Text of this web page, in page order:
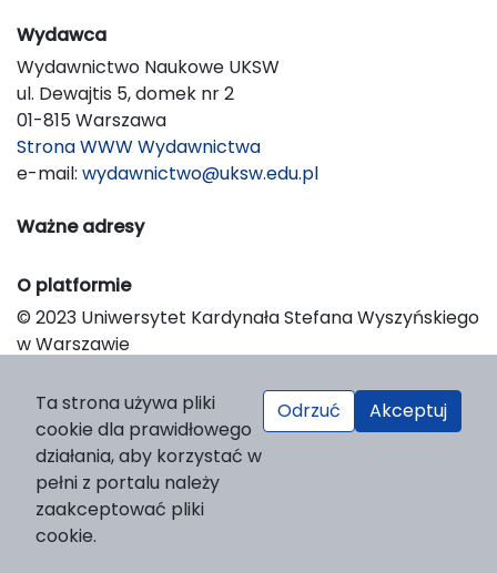
Wydawca
Wydawnictwo Naukowe UKSW
ul. Dewajtis 5, domek nr 2
01-815 Warszawa
Strona WWW Wydawnictwa
e-mail: wydawnictwo@uksw.edu.pl
Ważne adresy
O platformie
© 2023 Uniwersytet Kardynała Stefana Wyszyńskiego
w Warszawie
Platform & Workflow by OJS/PKP
Ta strona używa pliki
cookie dla prawidłowego
działania, aby korzystać w
pełni z portalu należy
zaakceptować pliki
cookie.
Odrzuć Akceptuj